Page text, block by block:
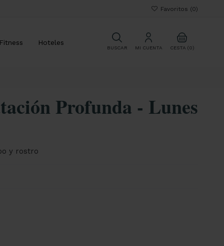
Favoritos (0)
Fitness Hoteles
BUSCAR MI CUENTA CESTA (0)
Profunda - Lunes
y rostro